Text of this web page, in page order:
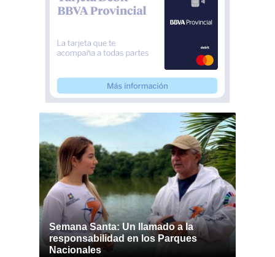
Semana Santa: Un llamado a la
responsabilidad en los Parques
Nacionales